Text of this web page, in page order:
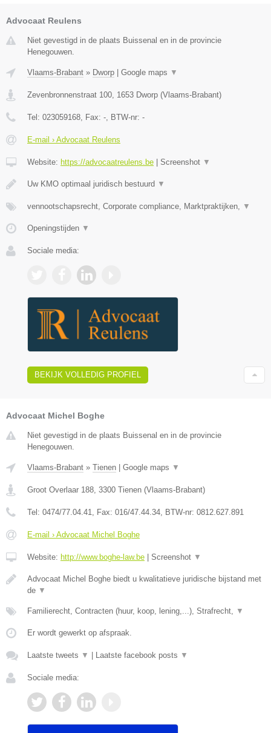
Advocaat Reulens
Niet gevestigd in de plaats Buissenal en in de provincie
Henegouwen.
Vlaams-Brabant » Dworp Google maps ▼
Zevenbronnenstraat 100 1653 Dworp (Vlaams-Brabant)
Tel: 023059168 , Fax: - , BTW-nr: -
E-mail › Advocaat Reulens
Website: https://advocaatreulens.be Screenshot ▼
Uw KMO optimaal juridisch bestuurd ▼
vennootschapsrecht, Corporate compliance, Marktpraktijken, ▼
Openingstijden ▼
Sociale media:
BEKIJK VOLLEDIG PROFIEL
Advocaat Michel Boghe
Niet gevestigd in de plaats Buissenal en in de provincie
Henegouwen.
Vlaams-Brabant » Tienen Google maps ▼
Groot Overlaar 188, 3300 Tienen (Vlaams-Brabant)
Tel: 0474/77.04.41, Fax: 016/47.44.34, BTW-nr: ​0812.627.891
E-mail › Advocaat Michel Boghe
Website: http://www.boghe-law.be Screenshot ▼
Advocaat Michel Boghe biedt u kwalitatieve juridische bijstand met
de ▼
Familierecht, Contracten (huur, koop, lening,...), Strafrecht, ▼
Er wordt gewerkt op afspraak.
Laatste tweets ▼ Laatste facebook posts ▼
Sociale media: